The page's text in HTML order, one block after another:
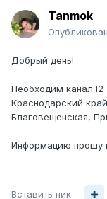
Tanmok
Добрый день!
Необходим канал
Краснодарский
Благовещенская,
Информацию прошу
Вставить ник